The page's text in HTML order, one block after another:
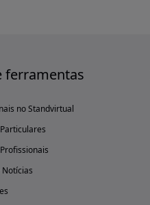
ferramentas
no Standvirtual